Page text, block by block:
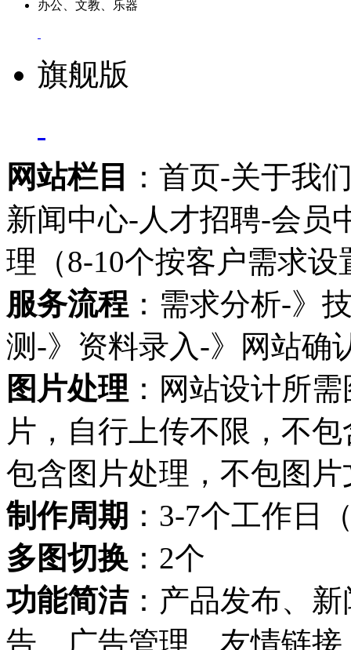
办公、文教、乐器
旗舰版
网站栏目
：首页-关于我
新闻中心-人才招聘-会员
理（8-10个按客户需求设
服务流程 ：需求分析-》
测-》资料录入-》网站确
图片处理 ：网站设计所
片，自行上传不限，不
包含图片处理，不包图
制作周期 ：3-7个工作日
多图切换 ：2个
功能简洁：产品发布、
告、广告管理、友情链